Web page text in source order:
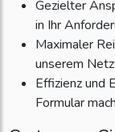
Gezielter
in Ihr
Maximaler
unserem
Effizienz und
Formular